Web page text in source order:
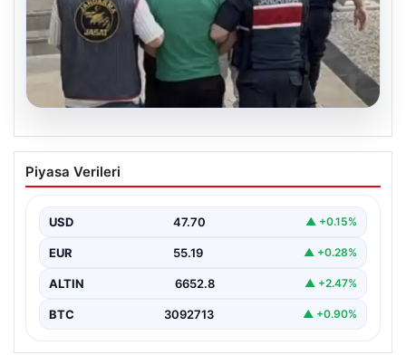
Böyle hırsızlık görülmedi! Baz
istasyonlarından 2 milyonluk akü
Piyasa Verileri
USD 47.70 ▲ +0.15%
EUR 55.19 ▲ +0.28%
ALTIN 6652.8 ▲ +2.47%
BTC 3092713 ▲ +0.90%